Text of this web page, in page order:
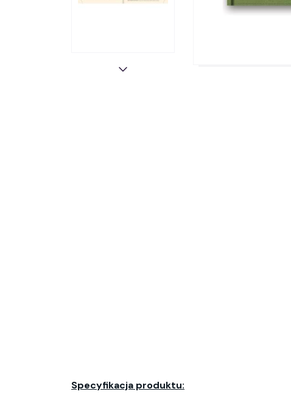
Specyfikacja produktu: